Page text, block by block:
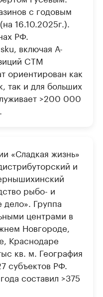
с годовым
16.10.2025г.).
РФ.
включая А-
CТМ
ориентирован как
так и для больших
>200 000
«Сладкая жизнь»
и
рыбо- и
Группа
центрами в
Новгороде,
Краснодаре
кв. м. География
субъектов РФ.
составил >375